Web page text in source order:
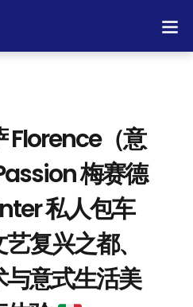
Florence（意
梅赛德
私人包车
复兴之都、
意式生活美